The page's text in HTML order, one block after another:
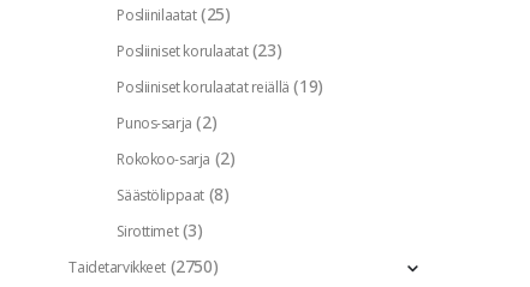
Posliinilaatat (25)
Posliiniset korulaatat (23)
Posliiniset korulaatat reiällä (19)
Punos-sarja (2)
Rokokoo-sarja (2)
Säästölippaat (8)
Sirottimet (3)
Taidetarvikkeet (2750)